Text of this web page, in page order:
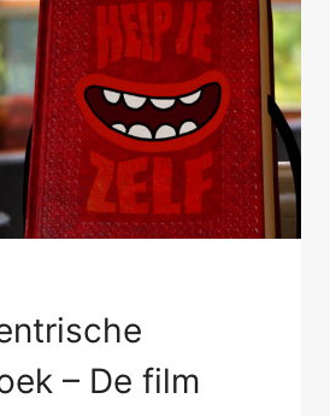
– De film